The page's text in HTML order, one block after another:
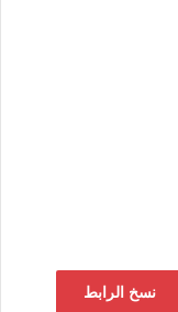
نسخ الرابط